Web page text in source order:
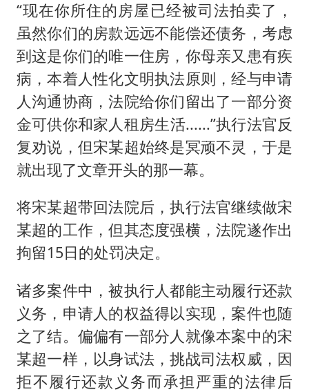
“现在你所住的房屋已经被司法拍卖了，
虽然你们的房款远远不能偿还债务，考虑
到这是你们的唯一住房，你母亲又患有疾
病，本着人性化文明执法原则，经与申请
人沟通协商，法院给你们留出了一部分资
金可供你和家人租房生活......”执行法官反
复劝说，但宋某超始终是冥顽不灵，于是
就出现了文章开头的那一幕。
将宋某超带回法院后，执行法官继续做宋
某超的工作，但其态度强横，法院遂作出
拘留15日的处罚决定。
诸多案件中，被执行人都能主动履行还款
义务，申请人的权益得以实现，案件也随
之了结。偏偏有一部分人就像本案中的宋
某超一样，以身试法，挑战司法权威，因
拒不履行还款义务而承担严重的法律后